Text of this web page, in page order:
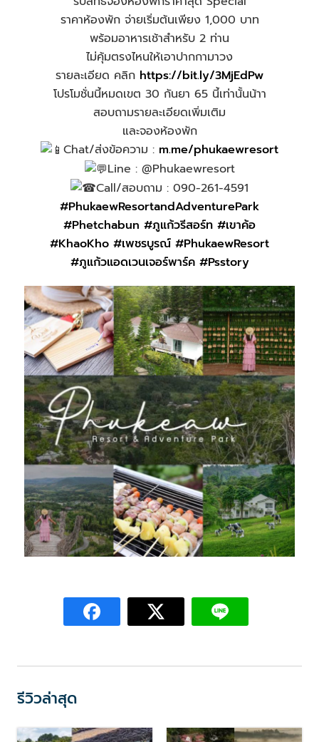
ราคาห้องพัก จ่ายเริ่มต้นเพียง 1,000 บาท
พร้อมอาหารเช้าสำหรับ 2 ท่าน
ไม่คุ้มตรงไหนให้เอาปากกามาวง
รายละเอียด คลิก https://bit.ly/3MjEdPw
โปรโมชั่นนี้หมดเขต 30 กันยา 65 นี้เท่านั้นน้าา
สอบถามรายละเอียดเพิ่มเติม
และจองห้องพัก
Chat/ส่งข้อความ : m.me/phukaewresort
Line : @Phukaewresort
Call/สอบถาม : 090-261-4591
#PhukaewResortandAdventurePark
#Phetchabun #ภูแก้วรีสอร์ท #เขาค้อ
#KhaoKho #เพชรบูรณ์ #PhukaewResort
#ภูแก้วแอดเวนเจอร์พาร์ค #Psstory
รีวิวล่าสุด